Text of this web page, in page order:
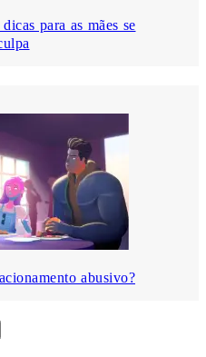
para as mães se
abusivo?